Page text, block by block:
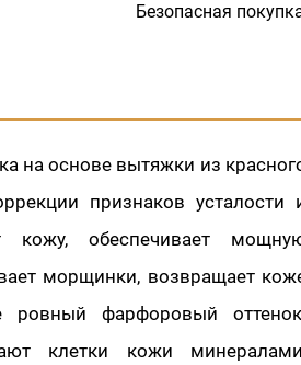
Безопасная
на основе вытяжки из
признаков усталости
кожу, обеспечивает
морщинки, возвращает
фарфоровый
клетки кожи